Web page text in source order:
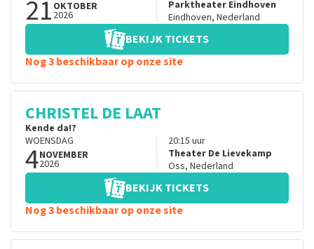
21 OKTOBER
2026
Parktheater Eindhoven
Eindhoven, Nederland
BEKIJK TICKETS
Nog 3 beschikbaar op onze site
CHRISTEL DE LAAT
Kende da!?
WOENSDAG
4NOVEMBER
2026
20:15 uur
Theater De Lievekamp
Oss, Nederland
BEKIJK TICKETS
Nog 3 beschikbaar op onze site